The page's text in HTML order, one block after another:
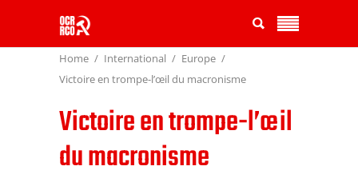
Home International
Europe
Victoire en trompe-l’œil du macronisme
Victoire en trompe-l’œil
du macronisme